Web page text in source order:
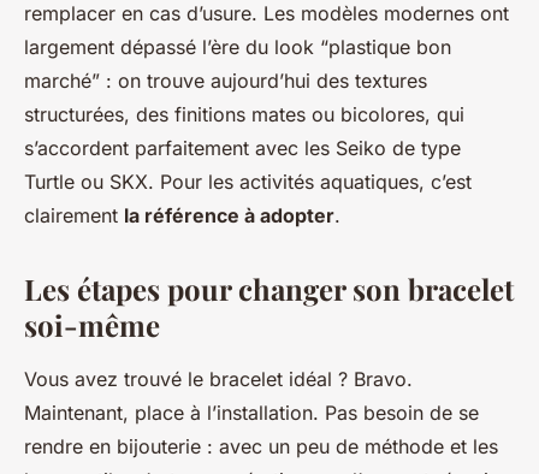
remplacer en cas d’usure. Les modèles modernes ont
largement dépassé l’ère du look “plastique bon
marché” : on trouve aujourd’hui des textures
structurées, des finitions mates ou bicolores, qui
s’accordent parfaitement avec les Seiko de type
Turtle ou SKX. Pour les activités aquatiques, c’est
clairement la référence à adopter.
Les étapes pour changer son bracelet
soi-même
Vous avez trouvé le bracelet idéal ? Bravo.
Maintenant, place à l’installation. Pas besoin de se
rendre en bijouterie : avec un peu de méthode et les